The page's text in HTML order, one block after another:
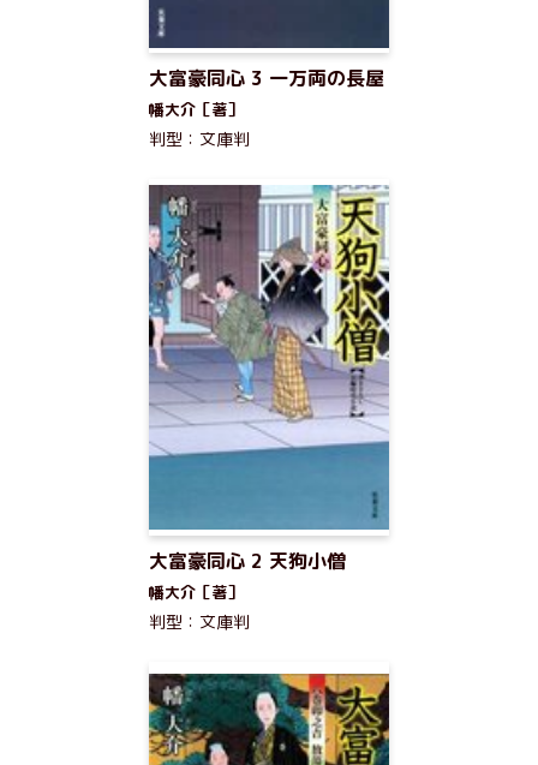
大富豪同心 3 一万両の長屋
幡大介［著］
判型：文庫判
大富豪同心 2 天狗小僧
幡大介［著］
判型：文庫判